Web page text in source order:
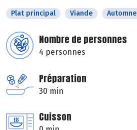
Plat principal Viande Automne
Nombre de personnes
4 personnes
Préparation
30 min
Cuisson